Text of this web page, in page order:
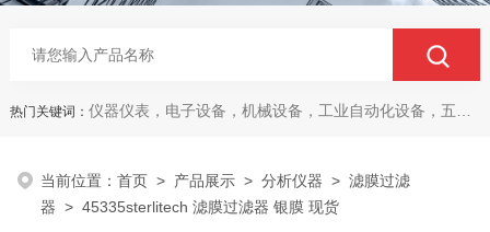
热门关键词： 仪器仪表，电子设备，机械设备，工业自动化设备，五金产品，电线电缆，金属材料，电子
当前位置：首页 > 产品展示 >分析仪器 >滤膜过滤
器 > 45335sterlitech 滤膜过滤器 银膜 现货